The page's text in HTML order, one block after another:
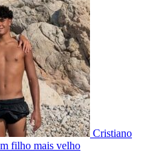
Cristiano
filho mais velho